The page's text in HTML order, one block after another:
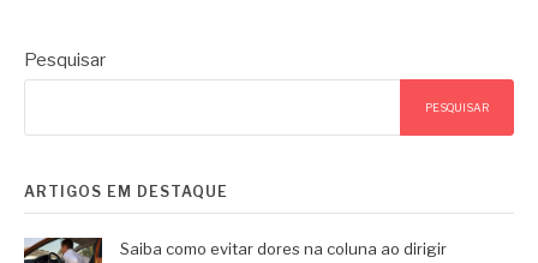
Pesquisar
PESQUISAR
ARTIGOS EM DESTAQUE
Saiba como evitar dores na coluna ao dirigir